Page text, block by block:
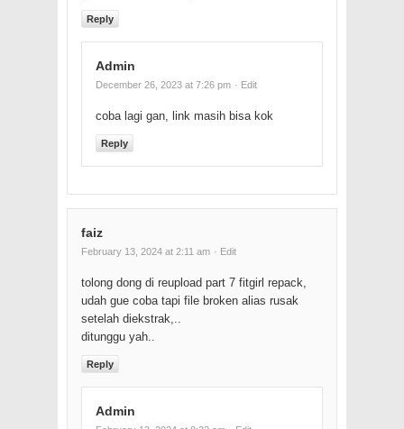
Reply
Admin
December 26, 2023 at 7:26 pm · Edit
coba lagi gan, link masih bisa kok
Reply
faiz
February 13, 2024 at 2:11 am · Edit
tolong dong di reupload part 7 fitgirl repack,
udah gue coba tapi file broken alias rusak
setelah diekstrak,..
ditunggu yah..
Reply
Admin